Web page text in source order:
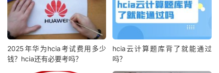
2025年华为hcia考试费用多少
钱？hcia还有必要考吗？
hcia云计算题库背了就能通过
吗？